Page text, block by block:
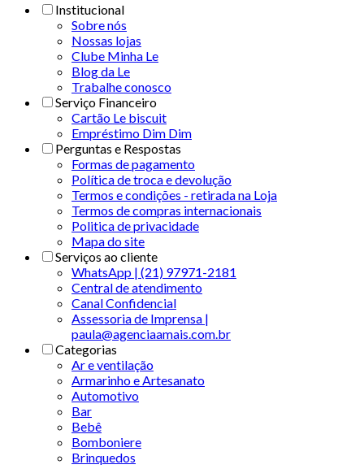
Institucional
Sobre nós
Nossas lojas
Clube Minha Le
Blog da Le
Trabalhe conosco
Serviço Financeiro
Cartão Le biscuit
Empréstimo Dim Dim
Perguntas e Respostas
Formas de pagamento
Política de troca e devolução
Termos e condições - retirada na Loja
Termos de compras internacionais
Politica de privacidade
Mapa do site
Serviços ao cliente
WhatsApp | (21) 97971-2181
Central de atendimento
Canal Confidencial
Assessoria de Imprensa |
paula@agenciaamais.com.br
Categorias
Ar e ventilação
Armarinho e Artesanato
Automotivo
Bar
Bebê
Bomboniere
Brinquedos